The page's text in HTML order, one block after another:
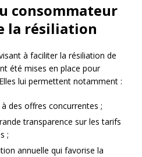
consommateur
la résiliation
à faciliter la résiliation de
été mises en place pour
lui permettent notamment :
des offres concurrentes ;
transparence sur les tarifs
;
annuelle qui favorise la